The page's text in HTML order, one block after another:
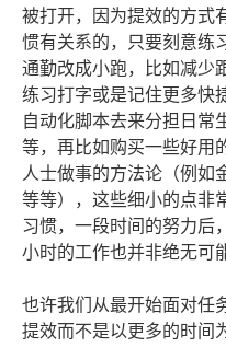
被打开，因为提效的方式
惯有关系的，只要刻意练
通勤改成小跑，比如减少
练习打字或是记住更多快
自动化脚本去来分担日常
等，再比如购买一些好用
人士做事的方法论（例如
等等），这些细小的点非
习惯，一段时间的努力后
小时的工作也并非绝无可
也许我们从最开始面对任
提效而不是以更多的时间